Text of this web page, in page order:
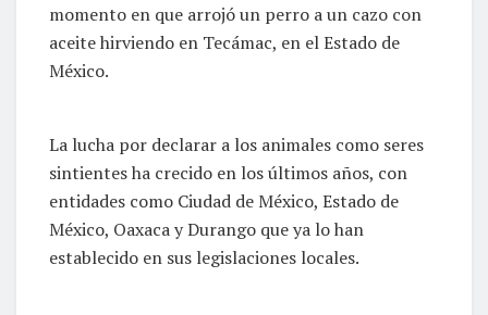
momento en que arrojó un perro a un cazo con
aceite hirviendo en Tecámac, en el Estado de
México.
La lucha por declarar a los animales como seres
sintientes ha crecido en los últimos años, con
entidades como Ciudad de México, Estado de
México, Oaxaca y Durango que ya lo han
establecido en sus legislaciones locales.